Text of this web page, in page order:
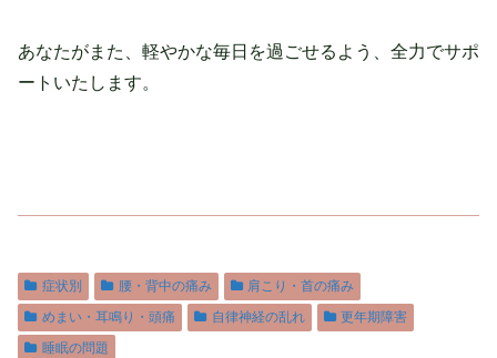
あなたがまた、軽やかな毎日を過ごせるよう、全力でサポ
ートいたします。
症状別 腰・背中の痛み
肩こり・首の痛み
めまい・耳鳴り・頭痛
自律神経の乱れ
更年期障害
睡眠の問題